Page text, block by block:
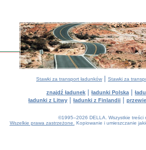
Stawki za transport ładunków | Stawki za
znajdź ładunek | ładunki Polska |
ładunki z Litwy | ładunki z Finlandii |
©1995–2026 DELLA. Wszystkie treści
Wszelkie prawa zastrzeżone.
Kopiowanie i umieszczanie